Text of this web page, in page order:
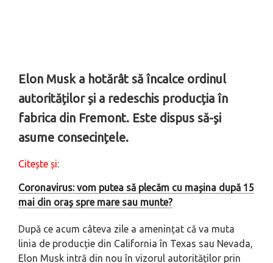
Elon Musk a hotărât să încalce ordinul
autorităților și a redeschis producția în
fabrica din Fremont. Este dispus să-și
asume consecințele.
Citește și:
Coronavirus: vom putea să plecăm cu mașina după 15
mai din oraș spre mare sau munte?
După ce acum câteva zile a amenințat că va muta
linia de producție din California în Texas sau Nevada,
Elon Musk intră din nou în vizorul autorităților prin